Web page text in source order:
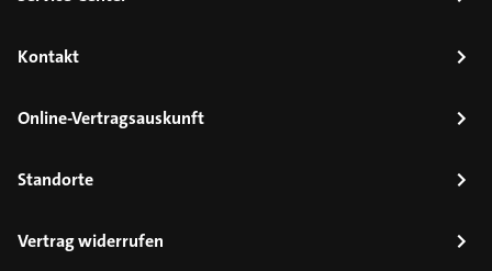
Kontakt
Online-Vertragsauskunft
Standorte
Vertrag widerrufen